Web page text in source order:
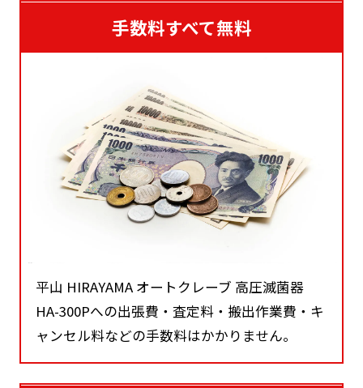
手数料すべて無料
平山 HIRAYAMA オートクレーブ 高圧滅菌器
HA-300Pへの出張費・査定料・搬出作業費・キ
ャンセル料などの手数料はかかりません。